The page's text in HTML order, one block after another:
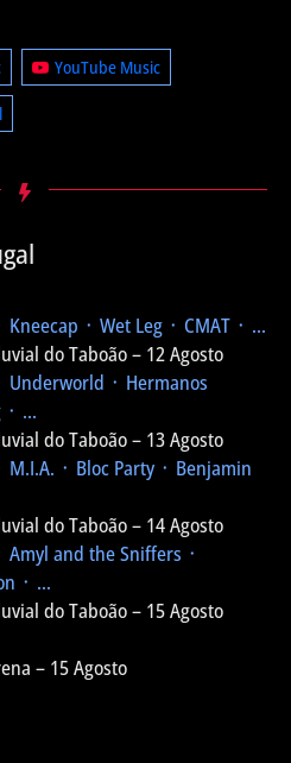
YouTube Music
Kneecap ᛫ Wet Leg ᛫ CMAT ᛫ ...
do Taboão – 12 Agosto
Underworld ᛫ Hermanos
᛫ ...
do Taboão – 13 Agosto
M.I.A. ᛫ Bloc Party ᛫ Benjamin
do Taboão – 14 Agosto
Amyl and the Sniffers ᛫
᛫ ...
do Taboão – 15 Agosto
– 15 Agosto